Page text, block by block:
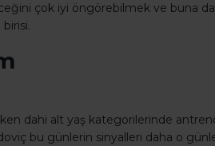
çok iyi öngörebilmek ve buna
dahi alt yaş kategorilerinde
bu günlerin sinyalleri daha o